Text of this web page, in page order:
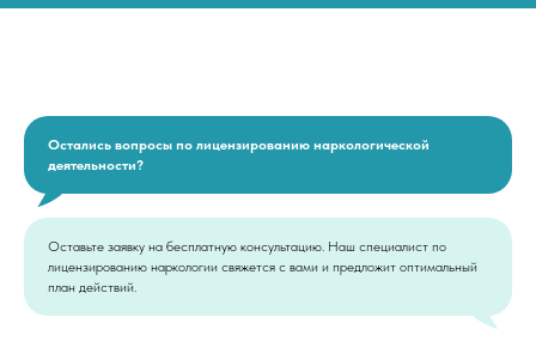
Остались вопросы по лицензированию наркологической
деятельности?
Оставьте заявку на бесплатную консультацию. Наш специалист по
лицензированию наркологии свяжется с вами и предложит оптимальный
план действий.